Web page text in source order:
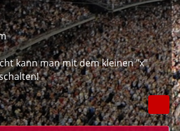
kann man mit dem kleinen "x"